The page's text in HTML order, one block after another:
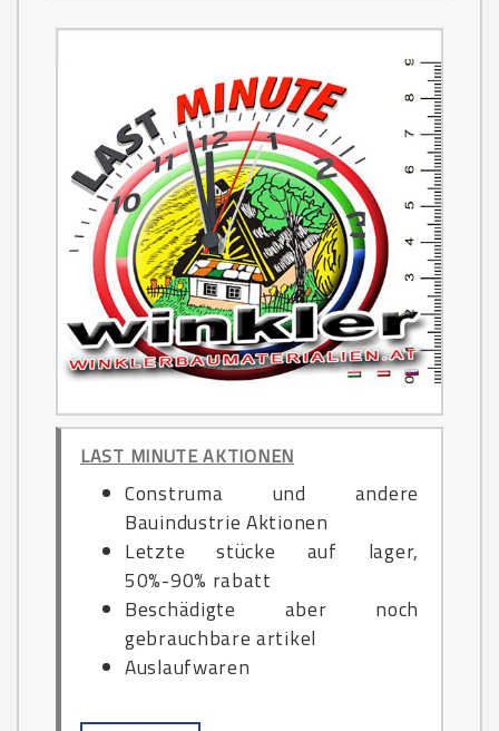
LAST MINUTE AKTIONEN
Construma und andere
Bauindustrie Aktionen
Letzte stücke auf lager,
50%-90% rabatt
Beschädigte aber noch
gebrauchbare artikel
Auslaufwaren